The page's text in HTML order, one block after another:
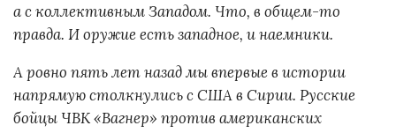
а с коллективным Западом. Что, в общем-то
правда. И оружие есть западное, и наемники.
А ровно пять лет назад мы впервые в истории
напрямую столкнулись с США в Сирии. Русские
бойцы ЧВК «Вагнер» против американских